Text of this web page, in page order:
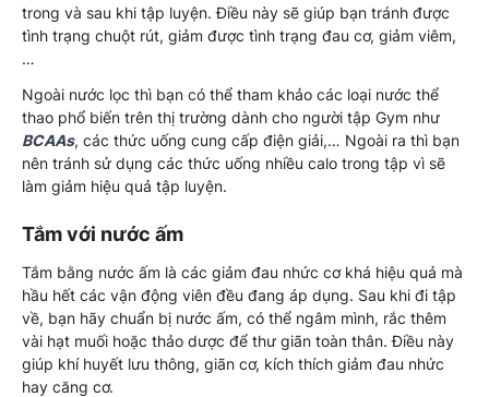
trong và sau khi tập luyện. Điều này sẽ giúp bạn tránh được
tình trạng chuột rút, giảm được tình trạng đau cơ, giảm viêm,
…
Ngoài nước lọc thì bạn có thể tham khảo các loại nước thể
thao phổ biến trên thị trường dành cho người tập Gym như
BCAAs, các thức uống cung cấp điện giải,… Ngoài ra thì bạn
nên tránh sử dụng các thức uống nhiều calo trong tập vì sẽ
làm giảm hiệu quả tập luyện.
Tắm với nước ấm
Tắm bằng nước ấm là các giảm đau nhức cơ khá hiệu quả mà
hầu hết các vận động viên đều đang áp dụng. Sau khi đi tập
về, bạn hãy chuẩn bị nước ấm, có thể ngâm mình, rắc thêm
vài hạt muối hoặc thảo dược để thư giãn toàn thân. Điều này
giúp khí huyết lưu thông, giãn cơ, kích thích giảm đau nhức
hay căng cơ.